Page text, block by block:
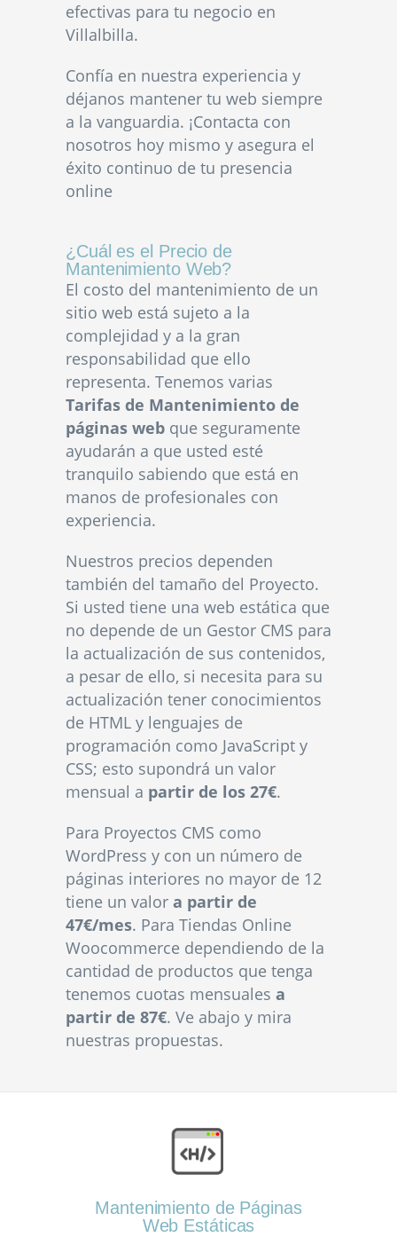
efectivas para tu negocio en
Villalbilla.
Confía en nuestra experiencia y
déjanos mantener tu web siempre
a la vanguardia. ¡Contacta con
nosotros hoy mismo y asegura el
éxito continuo de tu presencia
online
¿Cuál es el Precio de
Mantenimiento Web?
El costo del mantenimiento de un
sitio web está sujeto a la
complejidad y a la gran
responsabilidad que ello
representa. Tenemos varias
Tarifas de Mantenimiento de
páginas web que seguramente
ayudarán a que usted esté
tranquilo sabiendo que está en
manos de profesionales con
experiencia.
Nuestros precios dependen
también del tamaño del Proyecto.
Si usted tiene una web estática que
no depende de un Gestor CMS para
la actualización de sus contenidos,
a pesar de ello, si necesita para su
actualización tener conocimientos
de HTML y lenguajes de
programación como JavaScript y
CSS; esto supondrá un valor
mensual a partir de los 27€.
Para Proyectos CMS como
WordPress y con un número de
páginas interiores no mayor de 12
tiene un valor a partir de
47€/mes. Para Tiendas Online
Woocommerce dependiendo de la
cantidad de productos que tenga
tenemos cuotas mensuales a
partir de 87€. Ve abajo y mira
nuestras propuestas.
Mantenimiento de Páginas
Web Estáticas